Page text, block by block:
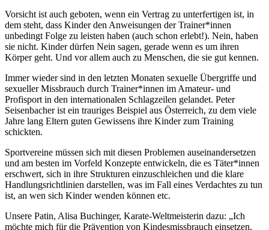
Vorsicht ist auch geboten, wenn ein Vertrag zu unterfertigen ist, in
dem steht, dass Kinder den Anweisungen der Trainer*innen
unbedingt Folge zu leisten haben (auch schon erlebt!). Nein, haben
sie nicht. Kinder dürfen Nein sagen, gerade wenn es um ihren
Körper geht. Und vor allem auch zu Menschen, die sie gut kennen.
Immer wieder sind in den letzten Monaten sexuelle Übergriffe und
sexueller Missbrauch durch Trainer*innen im Amateur- und
Profisport in den internationalen Schlagzeilen gelandet. Peter
Seisenbacher ist ein trauriges Beispiel aus Österreich, zu dem viele
Jahre lang Eltern guten Gewissens ihre Kinder zum Training
schickten.
Sportvereine müssen sich mit diesen Problemen auseinandersetzen
und am besten im Vorfeld Konzepte entwickeln, die es Täter*innen
erschwert, sich in ihre Strukturen einzuschleichen und die klare
Handlungsrichtlinien darstellen, was im Fall eines Verdachtes zu tun
ist, an wen sich Kinder wenden können etc.
Unsere Patin, Alisa Buchinger, Karate-Weltmeisterin dazu: „Ich
möchte mich für die Prävention von Kindesmissbrauch einsetzen,